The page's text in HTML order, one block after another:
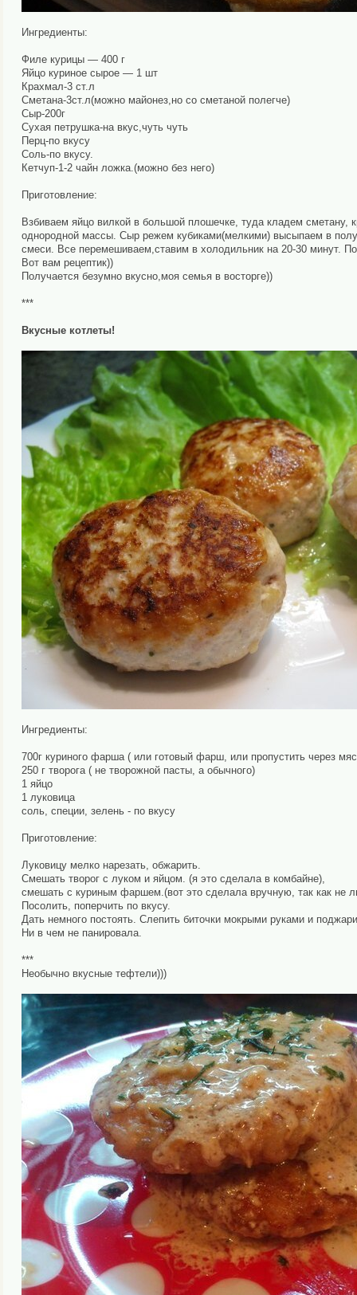
Ингредиенты:
Филе курицы — 400 г
Яйцо куриное сырое — 1 шт
Крахмал-3 ст.л
Сметана-3ст.л(можно майонез,но со сметаной полегче)
Сыр-200г
Сухая петрушка-на вкус,чуть чуть
Перц-по вкусу
Соль-по вкусу.
Кетчуп-1-2 чайн ложка.(можно без него)
Приготовление:
Взбиваем яйцо вилкой в большой плошечке, туда кладем
однородной массы. Сыр режем кубиками(мелкими) высыпаем в
смеси. Все перемешиваем,ставим в холодильник на 20-30 минут.
Вот вам рецептик))
Получается безумно вкусно,моя семья в восторге))
***
Вкусные котлеты!
Ингредиенты:
700г куриного фарша ( или готовый фарш, или пропустить через
250 г творога ( не творожной пасты, а обычного)
1 яйцо
1 луковица
соль, специи, зелень - по вкусу
Приготовление:
Луковицу мелко нарезать, обжарить.
Смешать творог с луком и яйцом. (я это сделала в комбайне),
смешать с куриным фаршем.(вот это сделала вручную, так как не
Посолить, поперчить по вкусу.
Дать немного постоять. Слепить биточки мокрыми руками и
Ни в чем не панировала.
***
Необычно вкусные тефтели)))